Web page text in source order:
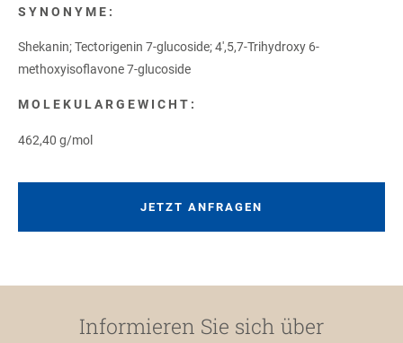
SYNONYME:
Shekanin; Tectorigenin 7-glucoside; 4',5,7-Trihydroxy 6-
methoxyisoflavone 7-glucoside
MOLEKULARGEWICHT:
462,40 g/mol
JETZT ANFRAGEN
Informieren Sie sich über